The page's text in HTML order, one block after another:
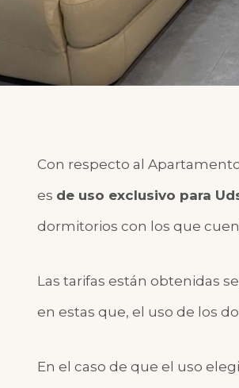
Con respecto al
es de uso exclusivo para
dormitorios con los que
Las tarifas están obtenidas
en estas que, el uso de los
En el caso de que el uso